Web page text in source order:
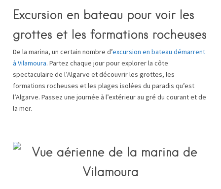
Excursion en bateau pour voir les
grottes et les formations rocheuses
De la marina, un certain nombre d’excursion en bateau démarrent
à Vilamoura. Partez chaque jour pour explorer la côte
spectaculaire de l’Algarve et découvrir les grottes, les
formations rocheuses et les plages isolées du paradis qu’est
l’Algarve. Passez une journée à l’extérieur au gré du courant et de
la mer.